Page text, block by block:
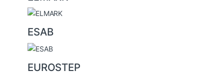
ESAB
EUROSTEP